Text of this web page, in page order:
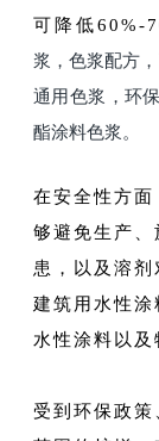
可降低60%-
浆，色浆配方
通用色浆，环
酯涂料色浆。
在安全性方
够避免生产
患，以及溶剂
建筑用水性
水性涂料以及
受到环保政